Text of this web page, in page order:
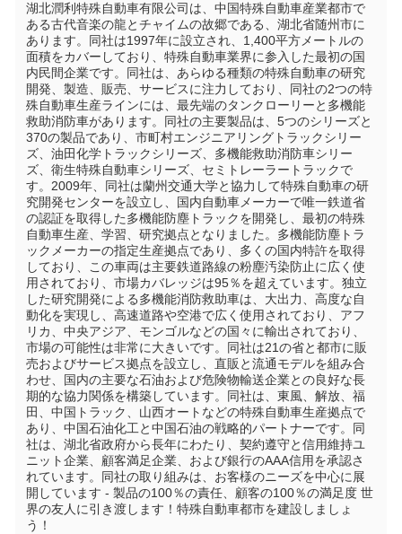
湖北潤利特殊自動車有限公司は、中国特殊自動車産業都市で
ある古代音楽の龍とチャイムの故郷である、湖北省随州市に
あります。同社は1997年に設立され、1,400平方メートルの
面積をカバーしており、特殊自動車業界に参入した最初の国
内民間企業です。同社は、あらゆる種類の特殊自動車の研究
開発、製造、販売、サービスに注力しており、同社の2つの特
殊自動車生産ラインには、最先端のタンクローリーと多機能
救助消防車があります。同社の主要製品は、5つのシリーズと
370の製品であり、市町村エンジニアリングトラックシリー
ズ、油田化学トラックシリーズ、多機能救助消防車シリー
ズ、衛生特殊自動車シリーズ、セミトレーラートラックで
す。2009年、同社は蘭州交通大学と協力して特殊自動車の研
究開発センターを設立し、国内自動車メーカーで唯一鉄道省
の認証を取得した多機能防塵トラックを開発し、最初の特殊
自動車生産、学習、研究拠点となりました。多機能防塵トラ
ックメーカーの指定生産拠点であり、多くの国内特許を取得
しており、この車両は主要鉄道路線の粉塵汚染防止に広く使
用されており、市場カバレッジは95％を超えています。独立
した研究開発による多機能消防救助車は、大出力、高度な自
動化を実現し、高速道路や空港で広く使用されており、アフ
リカ、中央アジア、モンゴルなどの国々に輸出されており、
市場の可能性は非常に大きいです。同社は21の省と都市に販
売およびサービス拠点を設立し、直販と流通モデルを組み合
わせ、国内の主要な石油および危険物輸送企業との良好な長
期的な協力関係を構築しています。同社は、東風、解放、福
田、中国トラック、山西オートなどの特殊自動車生産拠点で
あり、中国石油化工と中国石油の戦略的パートナーです。同
社は、湖北省政府から長年にわたり、契約遵守と信用維持ユ
ニット企業、顧客満足企業、および銀行のAAA信用を承認さ
れています。同社の取り組みは、お客様のニーズを中心に展
開しています - 製品の100％の責任、顧客の100％の満足度 世
界の友人に引き渡します！特殊自動車都市を建設しましょ
う！